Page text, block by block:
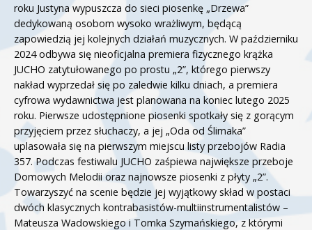
roku Justyna wypuszcza do sieci piosenkę „Drzewa”
dedykowaną osobom wysoko wrażliwym, będącą
zapowiedzią jej kolejnych działań muzycznych. W październiku
2024 odbywa się nieoficjalna premiera fizycznego krążka
JUCHO zatytułowanego po prostu „2”, którego pierwszy
nakład wyprzedał się po zaledwie kilku dniach, a premiera
cyfrowa wydawnictwa jest planowana na koniec lutego 2025
roku. Pierwsze udostępnione piosenki spotkały się z gorącym
przyjęciem przez słuchaczy, a jej „Oda od Ślimaka”
uplasowała się na pierwszym miejscu listy przebojów Radia
357. Podczas festiwalu JUCHO zaśpiewa największe przeboje
Domowych Melodii oraz najnowsze piosenki z płyty „2”.
Towarzyszyć na scenie będzie jej wyjątkowy skład w postaci
dwóch klasycznych kontrabasistów-multiinstrumentalistów –
Mateusza Wadowskiego i Tomka Szymańskiego, z którymi